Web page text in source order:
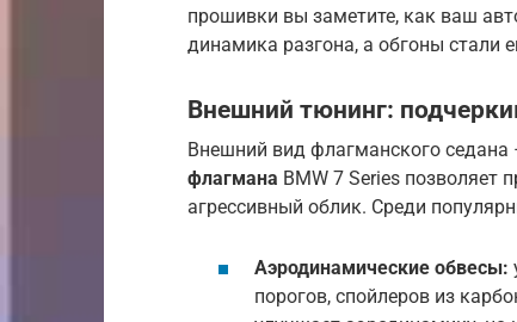
прошивки вы заметите, как ваш
динамика разгона, а обгоны стали
Внешний тюнинг:
Внешний вид флагманского седана
флагмана BMW 7 Series
агрессивный облик. Среди
Аэродинамические обвесы:
порогов, спойлеров из